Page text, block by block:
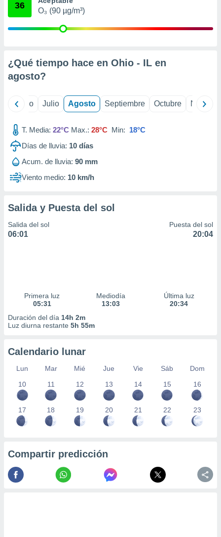
publicidad
1199
36
O₃ (90 µg/m³)
¿Qué tiempo hace en Ohio - IL en
agosto?
Junio Julio Agosto Septiembre Octubre
T. Media: 22°C Max.: 28°C Min: 18°C
Días de lluvia: 10 días
Acum. de lluvia: 90 mm
Viento medio: 10 km/h
Salida y Puesta del sol
Salida del sol
06:01
Puesta del sol
20:04
Primera luz
05:31
Mediodía
13:03
Última luz
20:34
Duración del día 14h 2m
Luz diurna restante 5h 55m
Calendario lunar
Lun Mar Mié Jue Vie Sáb
Dom
10
11 12 13 14 15 16
17 18 19 20 21 22 23
Compartir predicción